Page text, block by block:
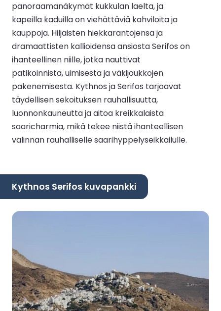
panoraamanäkymät kukkulan laelta, ja
kapeilla kaduilla on viehättäviä kahviloita ja
kauppoja. Hiljaisten hiekkarantojensa ja
dramaattisten kallioidensa ansiosta Serifos on
ihanteellinen niille, jotka nauttivat
patikoinnista, uimisesta ja väkijoukkojen
pakenemisesta. Kythnos ja Serifos tarjoavat
täydellisen sekoituksen rauhallisuutta,
luonnonkauneutta ja aitoa kreikkalaista
saaricharmia, mikä tekee niistä ihanteellisen
valinnan rauhalliselle saarihyppelyseikkailulle.
Kythnos Serifos kuvapankki